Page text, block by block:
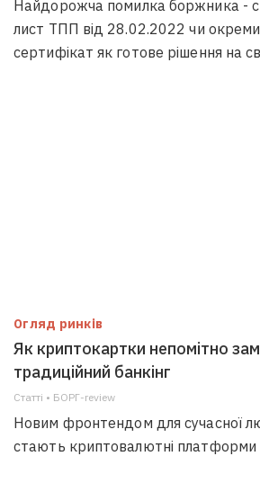
Найдорожча помилка боржника -
лист ТПП від 28.02.2022 чи
сертифікат як готове рішення на
Огляд ринків
Як криптокартки непомітно
традиційний банкінг
Статті • БОРГ-review
Новим фронтендом для сучасної
стають криптовалютні платформи